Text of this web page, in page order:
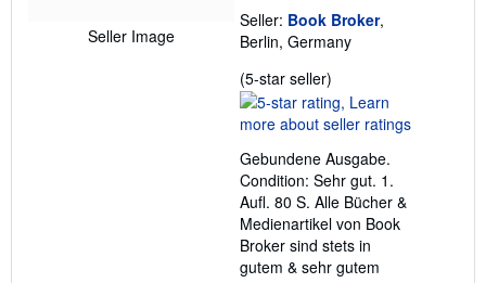
Seller Image
Seller: Book Broker,
Berlin, Germany
(5-star seller)
rating
5
of
5
stars
Gebundene Ausgabe.
Condition: Sehr gut. 1.
Aufl. 80 S. Alle Bücher &
Medienartikel von Book
Broker sind stets in
gutem & sehr gutem